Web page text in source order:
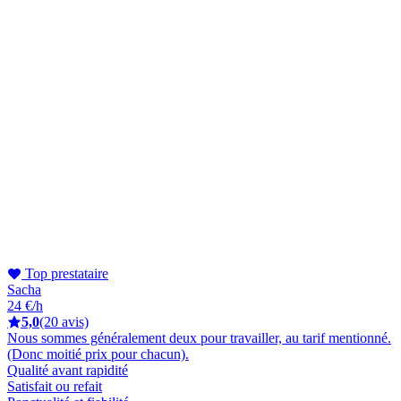
Top prestataire
Sacha
24 €/h
5,0(20 avis)
Nous sommes généralement deux pour travailler, au tarif mentionné.
(Donc moitié prix pour chacun).
Qualité avant rapidité
Satisfait ou refait